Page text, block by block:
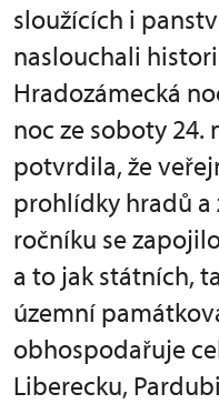
sloužících i
naslouchali
Hradozámecká
noc ze soboty 24.
potvrdila, že
prohlídky hradů a
ročníku se
a to jak státních,
územní
obhospodařuje
Liberecku,